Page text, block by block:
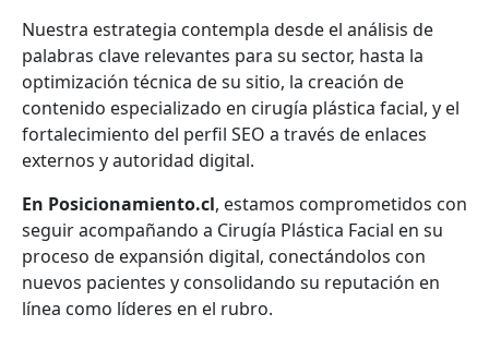
Nuestra estrategia contempla desde el análisis de
palabras clave relevantes para su sector, hasta la
optimización técnica de su sitio, la creación de
contenido especializado en cirugía plástica facial, y el
fortalecimiento del perfil SEO a través de enlaces
externos y autoridad digital.
En Posicionamiento.cl, estamos comprometidos con
seguir acompañando a Cirugía Plástica Facial en su
proceso de expansión digital, conectándolos con
nuevos pacientes y consolidando su reputación en
línea como líderes en el rubro.